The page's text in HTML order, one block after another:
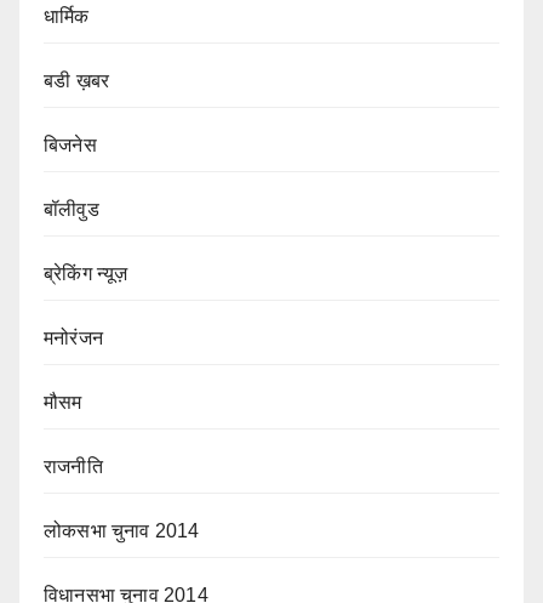
धार्मिक
बडी ख़बर
बिजनेस
बॉलीवुड
ब्रेकिंग न्यूज़
मनोरंजन
मौसम
राजनीति
लोकसभा चुनाव 2014
विधानसभा चुनाव 2014